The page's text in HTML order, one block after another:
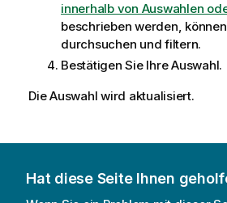
innerhalb von Auswahlen
beschrieben werden,
durchsuchen und filtern.
Bestätigen Sie Ihre Auswahl.
Die Auswahl wird aktualisiert.
Hat diese Seite Ihnen